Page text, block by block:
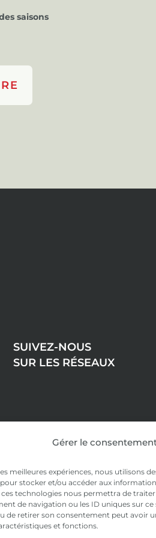
Gérer le
meilleures expériences, nous utilisons
stocker et/ou accéder aux
technologies nous permettra de traiter
de navigation ou les ID uniques sur ce
de retirer son consentement peut avoir
et fonctions.
saisons
SUIVEZ-NOUS
SUR LES RÉSEAUX